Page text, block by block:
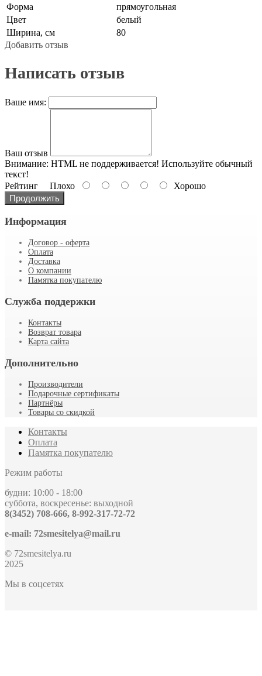
Форма
прямоугольная
Цвет
белый
Ширина, см
80
Добавить отзыв
Написать отзыв
Ваше имя:
Ваш отзыв
Внимание: HTML не поддерживается! Используйте обычный
текст!
Рейтинг Плохо
Хорошо
Продолжить
Информация
Договор - оферта
Оплата
Доставка
О компании
Памятка покупателю
Служба поддержки
Контакты
Возврат товара
Карта сайта
Дополнительно
Производители
Подарочные сертификаты
Партнёры
Товары со скидкой
Контакты
Оплата
Памятка покупателю
Режим работы
будни: 10:00 - 18:00
суббота, воскресенье: выходной
8(3452) 708-666, 8-992-317-72-72
e-mail: 72smesitelya@mail.ru
© 72smesitelya.ru
2025
Мы в соцсетях